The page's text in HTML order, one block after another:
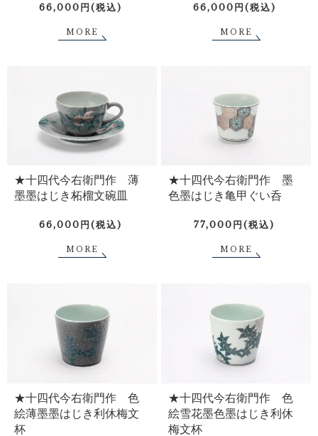
66,000円(税込)
MORE
66,000円(税込)
MORE
★十四代今右衛門作 薄
墨墨はじき柘榴文碗皿
66,000円(税込)
MORE
★十四代今右衛門作 墨
色墨はじき亀甲ぐい呑
77,000円(税込)
MORE
★十四代今右衛門作 色
絵薄墨墨はじき利休梅文
杯
★十四代今右衛門作 色
絵雪花墨色墨はじき利休
梅文杯